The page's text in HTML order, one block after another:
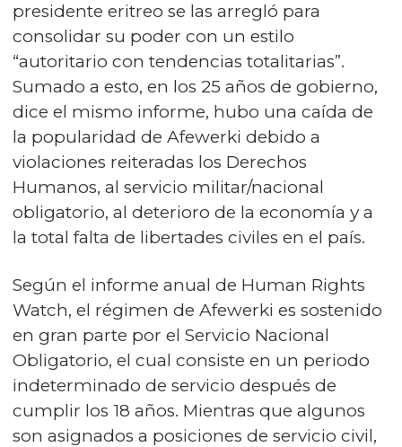
presidente eritreo se las arregló para
consolidar su poder con un estilo
“autoritario con tendencias totalitarias”.
Sumado a esto, en los 25 años de gobierno,
dice el mismo informe, hubo una caída de
la popularidad de Afewerki debido a
violaciones reiteradas los Derechos
Humanos, al servicio militar/nacional
obligatorio, al deterioro de la economía y a
la total falta de libertades civiles en el país.
Según el informe anual de Human Rights
Watch, el régimen de Afewerki es sostenido
en gran parte por el Servicio Nacional
Obligatorio, el cual consiste en un periodo
indeterminado de servicio después de
cumplir los 18 años. Mientras que algunos
son asignados a posiciones de servicio civil,